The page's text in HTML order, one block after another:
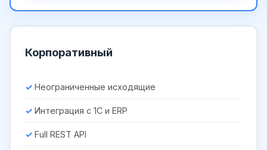
Корпоративный
Неограниченные исходящие
Интеграция с 1С и ERP
Full REST API